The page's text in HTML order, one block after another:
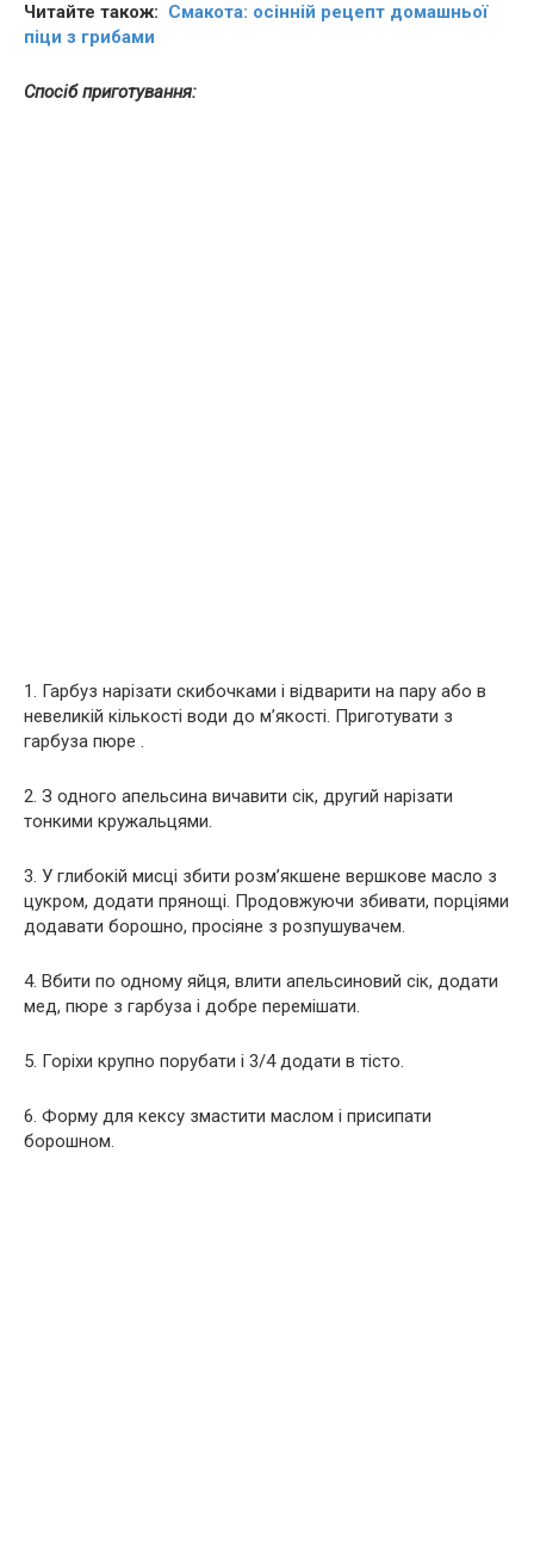
Читайте також: Смакота: осінній рецепт домашньої
піци з грибами
Спосіб приготування:
1. Гарбуз нарізати скибочками і відварити на пару або в
невеликій кількості води до м’якості. Приготувати з
гарбуза пюре .
2. З одного апельсина вичавити сік, другий нарізати
тонкими кружальцями.
3. У глибокій мисці збити розм’якшене вершкове масло з
цукром, додати прянощі. Продовжуючи збивати, порціями
додавати борошно, просіяне з розпушувачем.
4. Вбити по одному яйця, влити апельсиновий сік, додати
мед, пюре з гарбуза і добре перемішати.
5. Горіхи крупно порубати і 3/4 додати в тісто.
6. Форму для кексу змастити маслом і присипати
борошном.